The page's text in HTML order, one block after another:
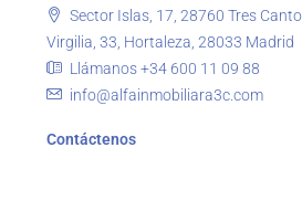
Sector Islas, 17, 28760 Tres
Virgilia, 33, Hortaleza, 28033 Madrid
Llámanos +34 600 11 09 88
info@alfainmobiliara3c.com
Contáctenos